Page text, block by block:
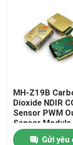
Nhà
MH-Z19B
Dioxide NDIR
Sensor PWM
Sensor Module
Kết nối tương tự
Gửi yêu